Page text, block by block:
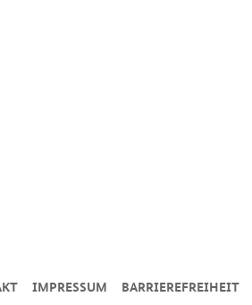
IMPRESSUM BARRIEREFREIHEIT